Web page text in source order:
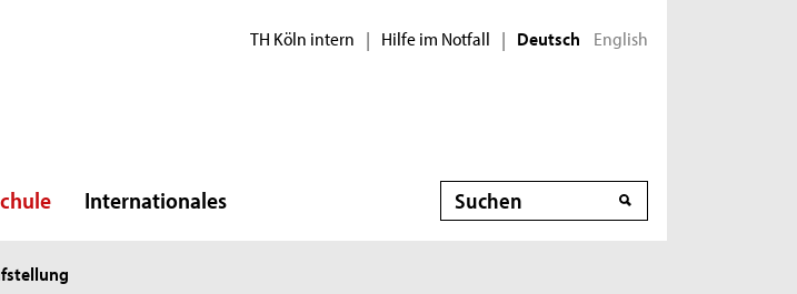
TH Köln intern | Hilfe im Notfall | Deutsch English
Internationales Suche